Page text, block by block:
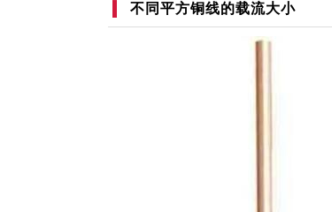
不同平方铜线的载流大小